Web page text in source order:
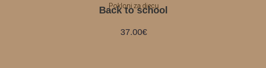
Pokloni za djecu
Back to school
37.00€